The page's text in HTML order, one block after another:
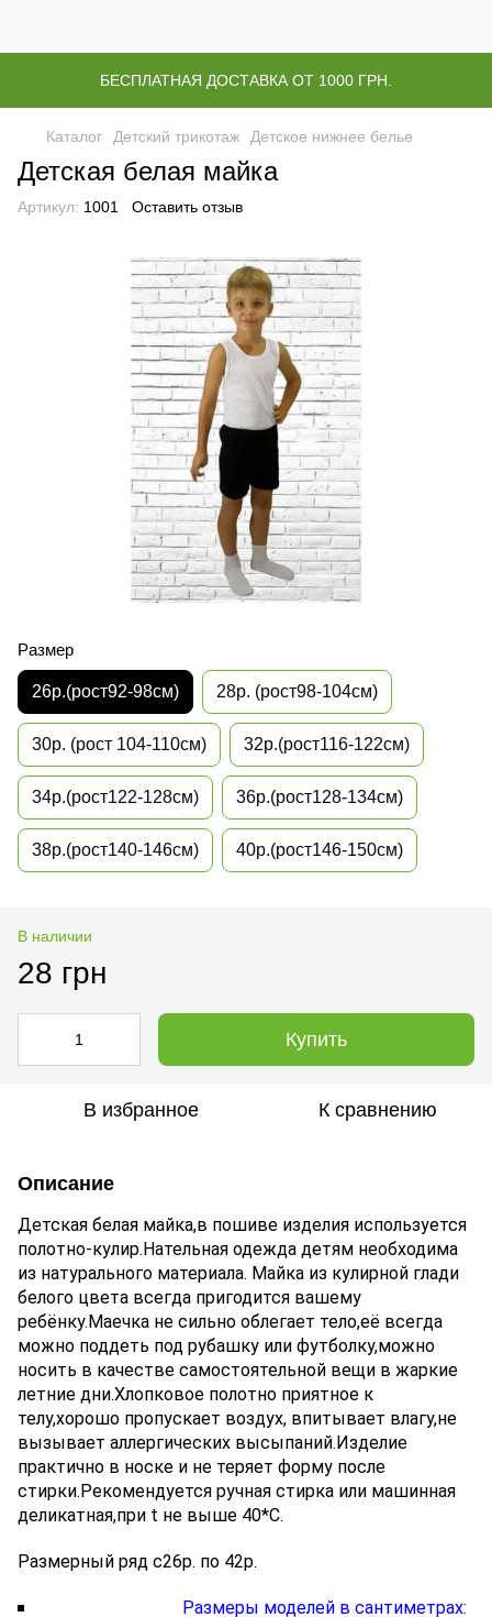
БЕСПЛАТНАЯ ДОСТАВКА ОТ 1000 ГРН.
Каталог Детский трикотаж Детское нижнее белье
Детская белая майка
Артикул: 1001 Оставить отзыв
Размер
26р.(рост92-98см) 28р. (рост98-104см)
30р. (рост 104-110см) 32р.(рост116-122см)
34р.(рост122-128см) 36р.(рост128-134см)
38р.(рост140-146см) 40р.(рост146-150см)
В наличии
28 грн
Купить
В избранное К сравнению
Описание
Детская белая майка,в пошиве изделия используется
полотно-кулир.Нательная одежда детям необходима
из натурального материала. Майка из кулирной глади
белого цвета всегда пригодится вашему
ребёнку.Маечка не сильно облегает тело,её всегда
можно поддеть под рубашку или футболку,можно
носить в качестве самостоятельной вещи в жаркие
летние дни.Хлопковое полотно приятное к
телу,хорошо пропускает воздух, впитывает влагу,не
вызывает аллергических высыпаний.Изделие
практично в носке и не теряет форму после
стирки.Рекомендуется ручная стирка или машинная
деликатная,при t не выше 40*С.
Размерный ряд с26р. по 42р.
Размеры моделей в сантиметрах: